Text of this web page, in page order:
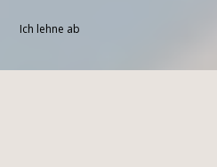
Ich lehne ab